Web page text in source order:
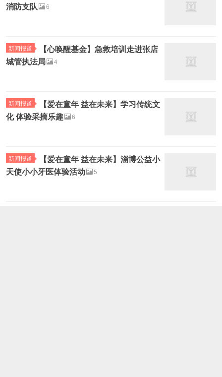
消防支队
6
新闻报道
【心唤醒基金】急救培训走进张店
城管执法局
4
新闻报道
【爱在童年 益在未来】学习传统文
化 体验采摘乐趣
6
新闻报道
【爱在童年 益在未来】淄博公益小
天使小小牙医体验活动
5